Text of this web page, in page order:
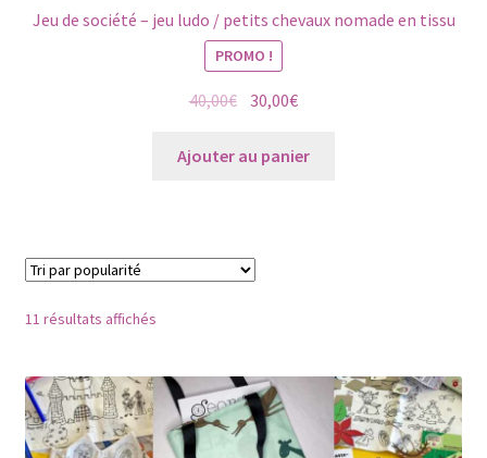
Jeu de société – jeu ludo / petits chevaux nomade en tissu
PROMO !
40,00€ Le
initial
30,00€Le
actuel
Ajouter au panier
11 résultats affichésTrié